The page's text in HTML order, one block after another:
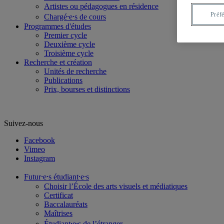
Artistes ou pédagogues en résidence
Chargé⸱e⸱s de cours
Programmes d'études
Premier cycle
Deuxième cycle
Troisième cycle
Recherche et création
Unités de recherche
Publications
Prix, bourses et distinctions
Suivez-nous
Facebook
Vimeo
Instagram
Futur⸱e⸱s étudiant⸱e⸱s
Choisir l’École des arts visuels et médiatiques
Certificat
Baccalauréats
Maîtrises